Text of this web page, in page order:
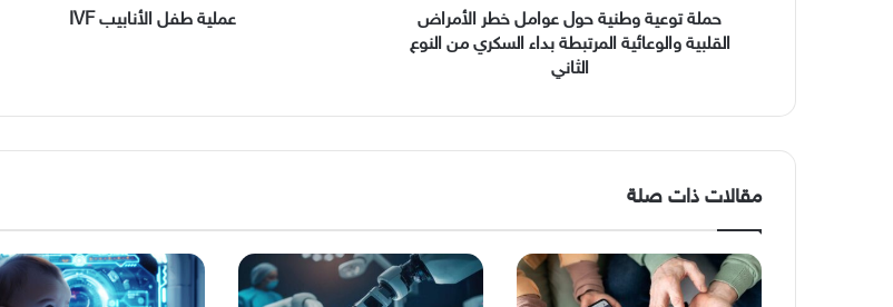
المرتبطةحملة توعية وطنية حول عوامل خطر الأمراض
القلبية والوعائية المرتبطة بداء السكري من النوع
الثاني
عملية طفل الأنابيب IVF
مقالات ذات صلة